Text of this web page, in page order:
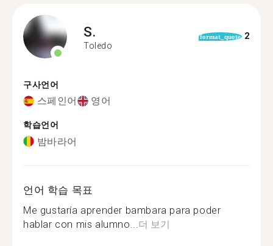
S.
Toledo
format_quote 2
구사언어
스페인어 영어
학습언어
밤바라어
언어 학습 목표
Me gustaría aprender bambara para poder
hablar con mis alumno... 더 보기